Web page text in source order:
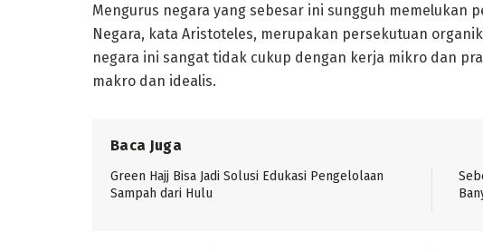
Mengurus negara yang sebesar ini sungguh memelukan
Negara, kata Aristoteles, merupakan persekutuan
negara ini sangat tidak cukup dengan kerja mikro dan
makro dan idealis.
Baca Juga
Green Hajj Bisa Jadi Solusi Edukasi Pengelolaan
Sampah dari Hulu